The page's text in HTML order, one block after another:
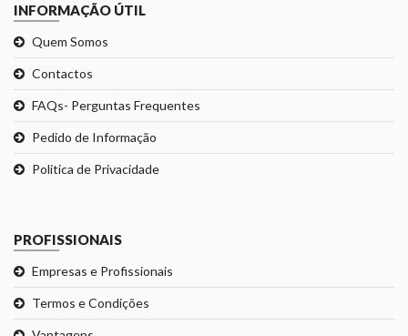
INFORMAÇÃO ÚTIL
Quem Somos
Contactos
FAQs- Perguntas Frequentes
Pedido de Informação
Politica de Privacidade
PROFISSIONAIS
Empresas e Profissionais
Termos e Condições